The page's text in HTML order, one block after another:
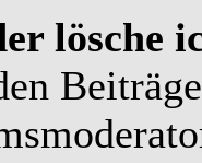
lösche